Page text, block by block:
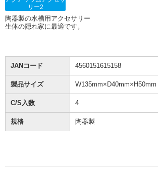
リー2
陶器製の水槽用アクセサリー
生体の隠れ家に最適です。
JANコード 4560151615158
製品サイズ W135mm×D40mm×H50mm
C/S入数 4
規格 陶器製